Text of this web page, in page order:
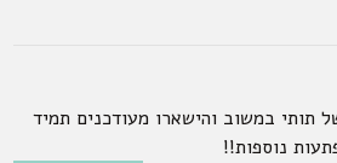
תותי במשוב והישארו מעודכנים תמיד
נוספות!!